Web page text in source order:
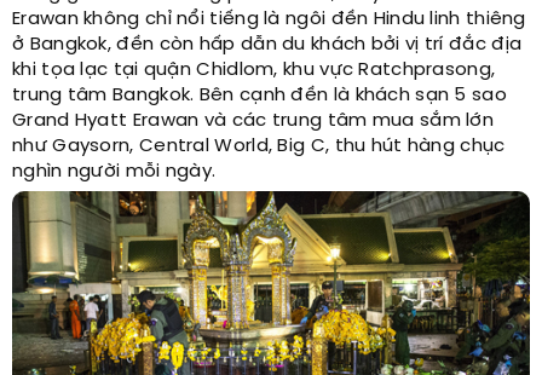
Erawan không chỉ nổi tiếng là ngôi đền Hindu linh thiêng
ở Bangkok, đền còn hấp dẫn du khách bởi vị trí đắc địa
khi tọa lạc tại quận Chidlom, khu vực Ratchprasong,
trung tâm Bangkok. Bên cạnh đền là khách sạn 5 sao
Grand Hyatt Erawan và các trung tâm mua sắm lớn
như Gaysorn, Central World, Big C, thu hút hàng chục
nghìn người mỗi ngày.